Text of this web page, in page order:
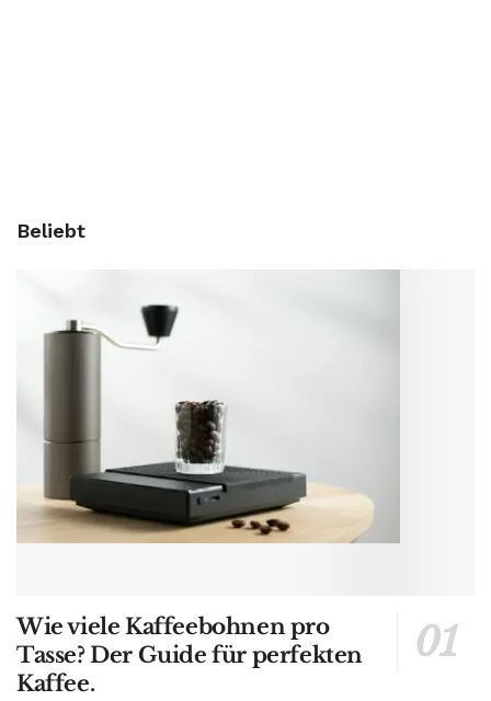
Beliebt
Wie viele Kaffeebohnen pro
Tasse? Der Guide für perfekten
Kaffee.